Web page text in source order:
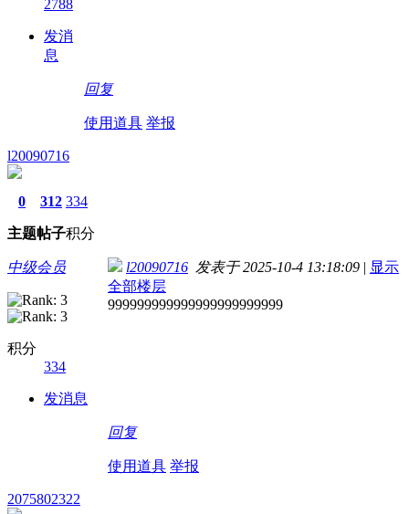
2788
发消
息
回复
使用道具 举报
l20090716
0
主题
312
帖子
334
积分
中级会员
积分
334
发消息
l20090716 发表于 2025-10-4 13:18:09 | 显示
全部楼层
999999999999999999999999
回复
使用道具 举报
2075802322